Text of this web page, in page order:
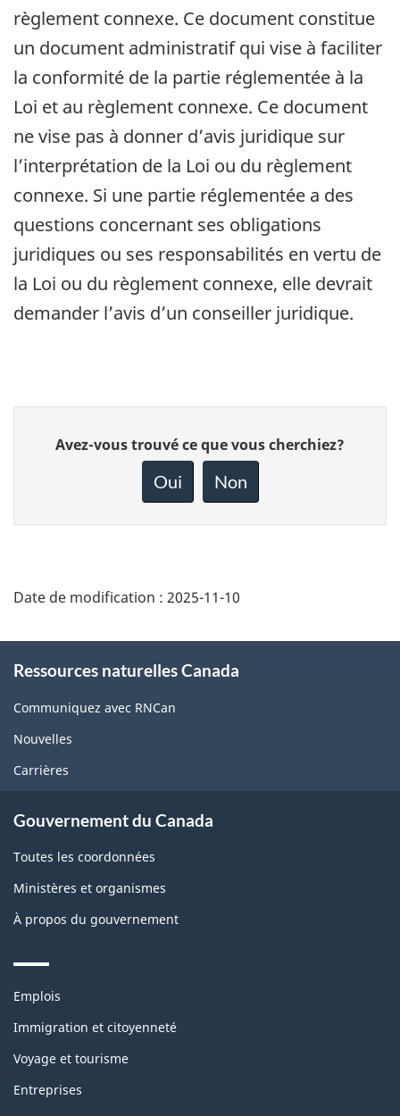
règlement connexe. Ce document constitue
un document administratif qui vise à faciliter
la conformité de la partie réglementée à la
Loi et au règlement connexe. Ce document
ne vise pas à donner d’avis juridique sur
l’interprétation de la Loi ou du règlement
connexe. Si une partie réglementée a des
questions concernant ses obligations
juridiques ou ses responsabilités en vertu de
la Loi ou du règlement connexe, elle devrait
demander l’avis d’un conseiller juridique.
Donnez
votre
page
Avez-vous trouvé ce que vous cherchiez?
Oui Non
Date de modification : 2025-11-10
this
site
Ressources naturelles Canada
Communiquez avec RNCan
Nouvelles
Carrières
Gouvernement du Canada
Toutes les coordonnées
Ministères et organismes
À propos du gouvernement
Themes
topics
Emplois
Immigration et citoyenneté
Voyage et tourisme
Entreprises